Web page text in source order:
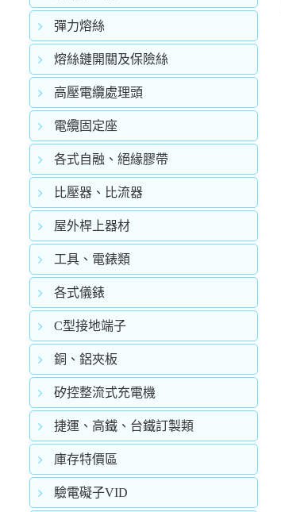
彈力熔絲
熔絲鏈開關及保險絲
高壓電纜處理頭
電纜固定座
各式自融、絕緣膠帶
比壓器、比流器
屋外桿上器材
工具、電錶類
各式儀錶
C型接地端子
銅、鋁夾板
矽控整流式充電機
捷運、高鐵、台鐵訂製類
庫存特價區
驗電礙子VID